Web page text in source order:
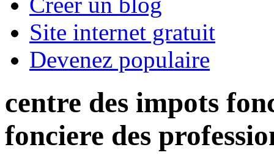
Site internet gratuit
Devenez populaire
centre des impots
fonciere des